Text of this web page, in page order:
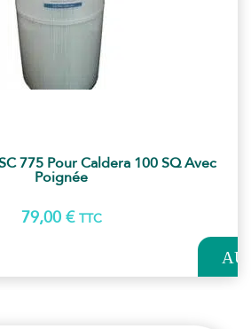
775 Pour Caldera 100 SQ Avec
Poignée
79,00 € TTC
AU